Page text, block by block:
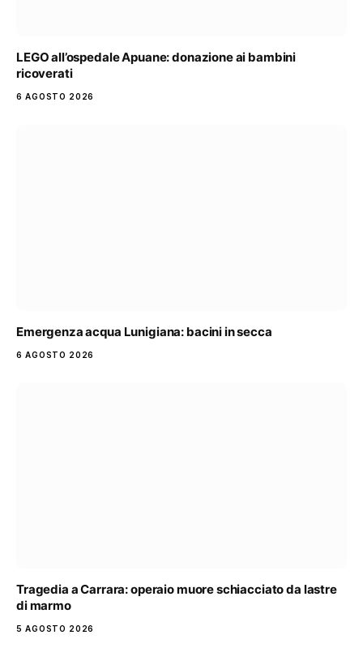
LEGO all’ospedale Apuane: donazione ai bambini
ricoverati
6 AGOSTO 2026
Emergenza acqua Lunigiana: bacini in secca
6 AGOSTO 2026
Tragedia a Carrara: operaio muore schiacciato da lastre
di marmo
5 AGOSTO 2026